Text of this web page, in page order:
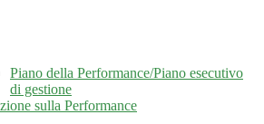
Piano della Performance/Piano esecutivo
di gestione
sulla Performance